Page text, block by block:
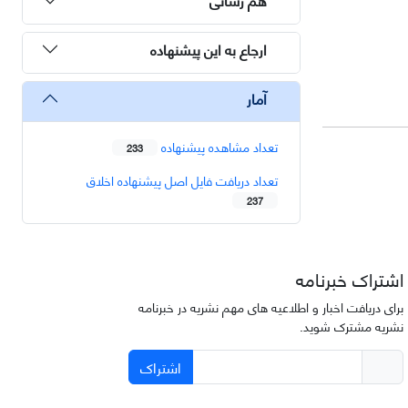
ارجاع به این پیشنهاده
آمار
تعداد مشاهده پیشنهاده 233
تعداد دریافت فایل اصل پیشنهاده اخلاق
237
اشتراک خبرنامه
برای دریافت اخبار و اطلاعیه های مهم نشریه در خبرنامه
نشریه مشترک شوید.
اشتراک